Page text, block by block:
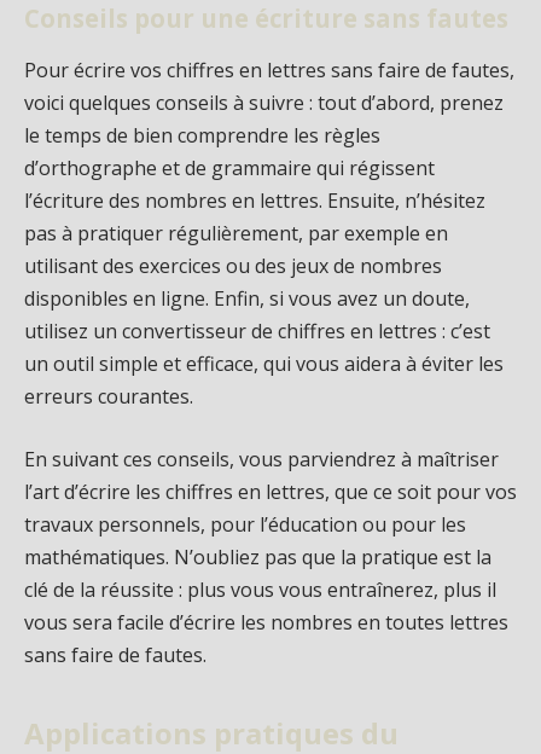
Conseils pour une écriture sans fautes
Pour écrire vos chiffres en lettres sans faire de fautes,
voici quelques conseils à suivre : tout d’abord, prenez
le temps de bien comprendre les règles
d’orthographe et de grammaire qui régissent
l’écriture des nombres en lettres. Ensuite, n’hésitez
pas à pratiquer régulièrement, par exemple en
utilisant des exercices ou des jeux de nombres
disponibles en ligne. Enfin, si vous avez un doute,
utilisez un convertisseur de chiffres en lettres : c’est
un outil simple et efficace, qui vous aidera à éviter les
erreurs courantes.
En suivant ces conseils, vous parviendrez à maîtriser
l’art d’écrire les chiffres en lettres, que ce soit pour vos
travaux personnels, pour l’éducation ou pour les
mathématiques. N’oubliez pas que la pratique est la
clé de la réussite : plus vous vous entraînerez, plus il
vous sera facile d’écrire les nombres en toutes lettres
sans faire de fautes.
Applications pratiques du